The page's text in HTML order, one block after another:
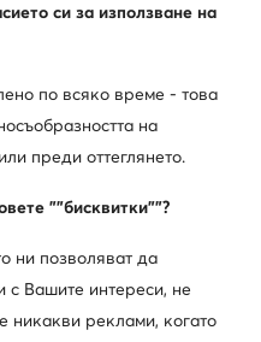
си за използване на
по всяко време - това
на
преди оттеглянето.
""бисквитки""?
ни позволяват да
с Вашите интереси, не
никакви реклами, когато